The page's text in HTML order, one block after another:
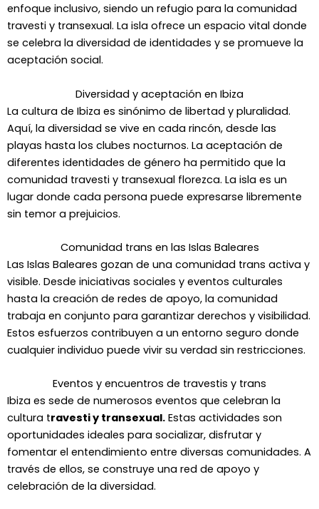
enfoque inclusivo, siendo un refugio para la comunidad
travesti y transexual. La isla ofrece un espacio vital donde
se celebra la diversidad de identidades y se promueve la
aceptación social.
Diversidad y aceptación en Ibiza
La cultura de Ibiza es sinónimo de libertad y pluralidad.
Aquí, la diversidad se vive en cada rincón, desde las
playas hasta los clubes nocturnos. La aceptación de
diferentes identidades de género ha permitido que la
comunidad travesti y transexual florezca. La isla es un
lugar donde cada persona puede expresarse libremente
sin temor a prejuicios.
Comunidad trans en las Islas Baleares
Las Islas Baleares gozan de una comunidad trans activa y
visible. Desde iniciativas sociales y eventos culturales
hasta la creación de redes de apoyo, la comunidad
trabaja en conjunto para garantizar derechos y visibilidad.
Estos esfuerzos contribuyen a un entorno seguro donde
cualquier individuo puede vivir su verdad sin restricciones.
Eventos y encuentros de travestis y trans
Ibiza es sede de numerosos eventos que celebran la
cultura travesti y transexual. Estas actividades son
oportunidades ideales para socializar, disfrutar y
fomentar el entendimiento entre diversas comunidades. A
través de ellos, se construye una red de apoyo y
celebración de la diversidad.